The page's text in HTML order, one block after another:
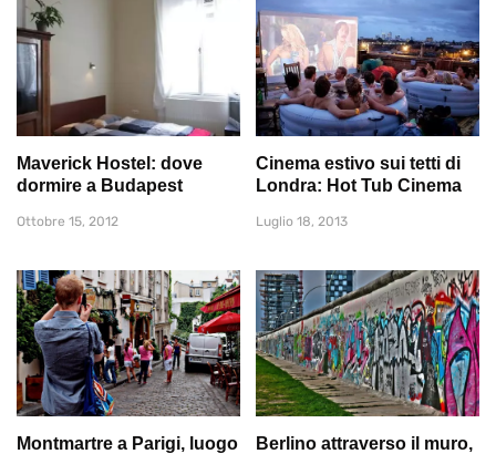
Maverick Hostel: dove
dormire a Budapest
Ottobre 15, 2012
Cinema estivo sui tetti di
Londra: Hot Tub Cinema
Luglio 18, 2013
Montmartre a Parigi, luogo
Berlino attraverso il muro,